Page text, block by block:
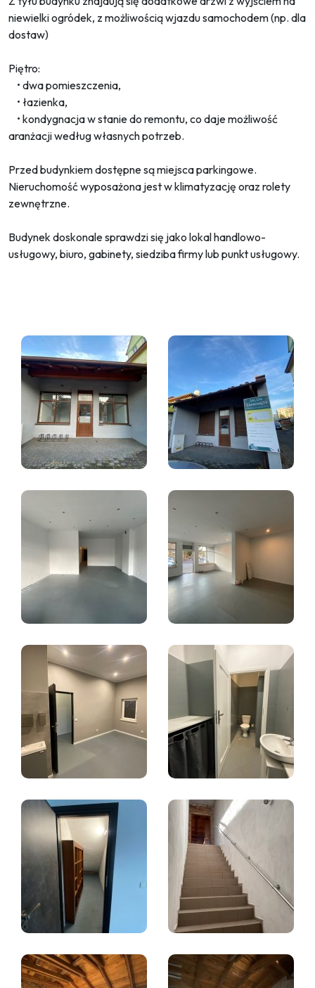
niewielki ogródek, z możliwością wjazdu samochodem (np. dla
dostaw)
Piętro:
• dwa pomieszczenia,
• łazienka,
• kondygnacja w stanie do remontu, co daje możliwość
aranżacji według własnych potrzeb.
Przed budynkiem dostępne są miejsca parkingowe.
Nieruchomość wyposażona jest w klimatyzację oraz rolety
zewnętrzne.
Budynek doskonale sprawdzi się jako lokal handlowo-
usługowy, biuro, gabinety, siedziba firmy lub punkt usługowy.